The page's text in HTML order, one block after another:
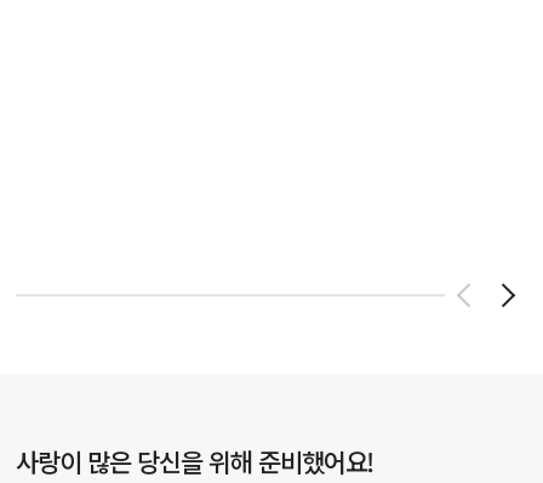
사랑이 많은 당신을 위해 준비했어요!